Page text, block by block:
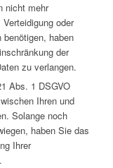
nicht mehr
oder
haben
der
zu verlangen.
Abs. 1 DSGVO
Ihren und
Solange noch
haben Sie das
Ihrer